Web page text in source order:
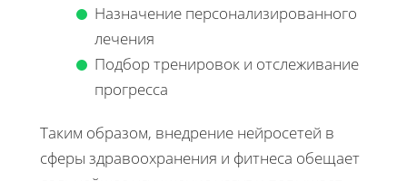
Назначение персонализированного
лечения
Подбор тренировок и отслеживание
прогресса
Таким образом, внедрение нейросетей в
сферы здравоохранения и фитнеса обещает